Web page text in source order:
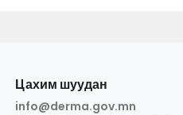
Цахим шуудан
info@derma.gov.mn